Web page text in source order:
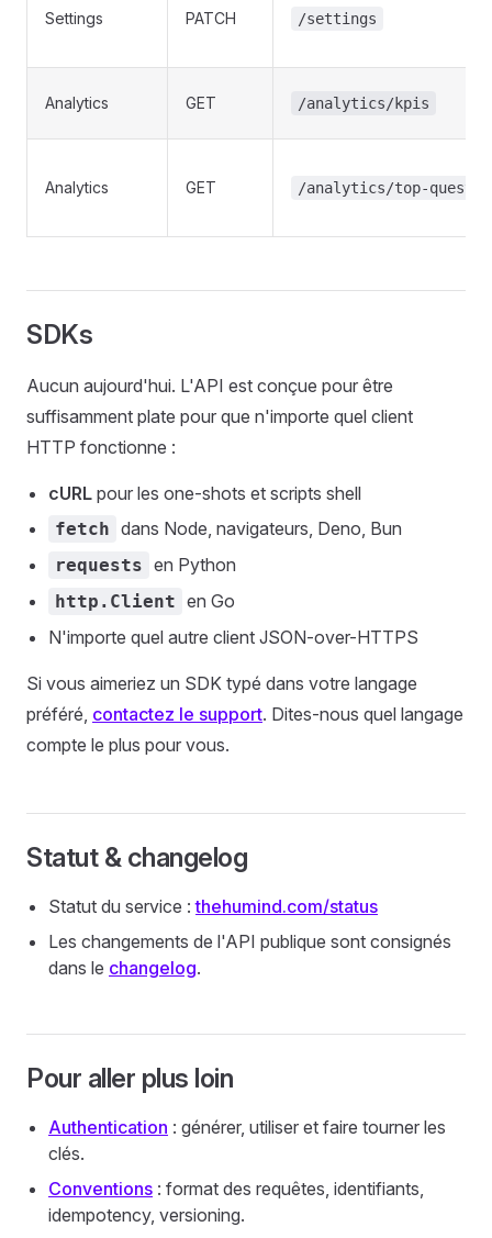
Settings PATCH /settings
Analytics GET /analytics/kpis
Analytics GET /analytics/top-
SDKs
Aucun aujourd'hui. L'API est conçue pour être
suffisamment plate pour que n'importe quel client
HTTP fonctionne :
cURL pour les one-shots et scripts shell
fetch dans Node, navigateurs, Deno, Bun
requests en Python
http.Client en Go
N'importe quel autre client JSON-over-HTTPS
Si vous aimeriez un SDK typé dans votre langage
préféré, contactez le support. Dites-nous quel langage
compte le plus pour vous.
Statut & changelog
Statut du service :thehumind.com/status
Les changements de l'API publique sont consignés
dans le changelog.
Pour aller plus loin
Authentication : générer, utiliser et faire tourner les
clés.
Conventions : format des requêtes, identifiants,
idempotency, versioning.